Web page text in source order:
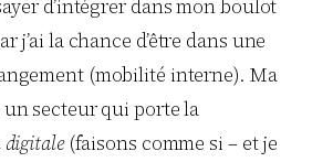
d’intégrer dans mon boulot
j’ai la chance d’être dans une
(mobilité interne). Ma
secteur qui porte la
(faisons comme si – et je